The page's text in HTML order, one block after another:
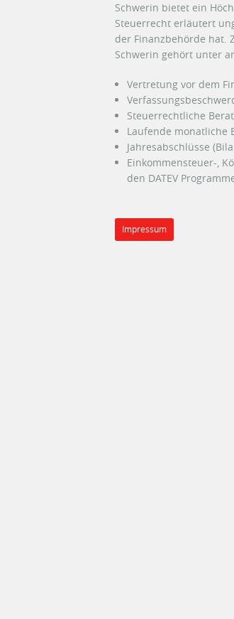
Schwerin bietet ein
Steuerrecht erläutert
der Finanzbehörde hat.
Schwerin gehört unter
Vertretung vor dem
Steuerrechtliche
Laufende monatliche
Jahresabschlüsse
Einkommensteuer-,
den DATEV
Impressum